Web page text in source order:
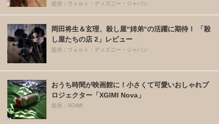
提供：ウォルト・ディズニー・ジャパン
岡田将生＆玄理、殺し屋“姉弟“の活躍に期待！ 「殺
し屋たちの店 2」レビュー
提供：ウォルト・ディズニー・ジャパン
おうち時間が映画館に！小さくて可愛いおしゃれプ
ロジェクター「XGIMI Nova」
提供：XGIMI